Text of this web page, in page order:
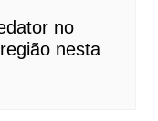
no
nesta